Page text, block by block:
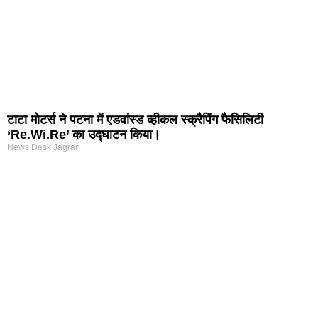
टाटा मोटर्स ने पटना में एडवांस्ड व्हीकल स्क्रैपिंग फैसिलिटी
‘Re.Wi.Re’ का उद्घाटन किया।
News Desk Jagran